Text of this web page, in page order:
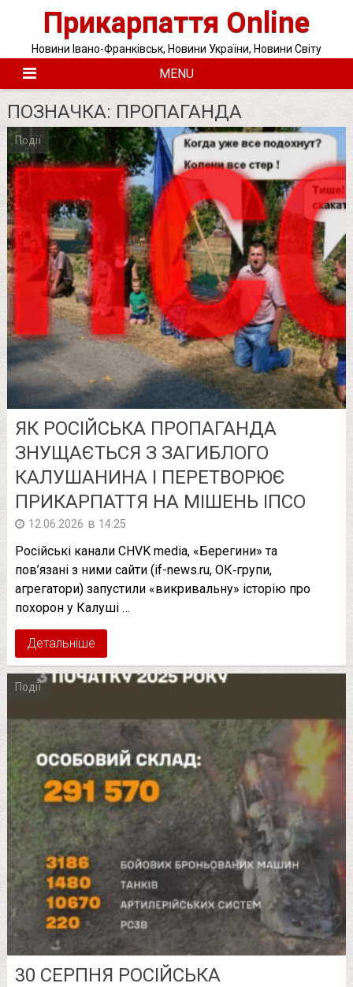
Прикарпаття Online
Новини Івано-Франківськ, Новини України, Новини Світу
MENU
ПОЗНАЧКА: ПРОПАГАНДА
Події
ЯК РОСІЙСЬКА ПРОПАГАНДА
ЗНУЩАЄТЬСЯ З ЗАГИБЛОГО
КАЛУШАНИНА І ПЕРЕТВОРЮЄ
ПРИКАРПАТТЯ НА МІШЕНЬ ІПСО
12.06.2026 в 14:25
Російські канали CHVK media, «Берегини» та
пов’язані з ними сайти (if-news.ru, ОК‑групи,
агрегатори) запустили «викривальну» історію про
похорон у Калуші …
Детальніше
Події
30 СЕРПНЯ РОСІЙСЬКА
Posts
pagination